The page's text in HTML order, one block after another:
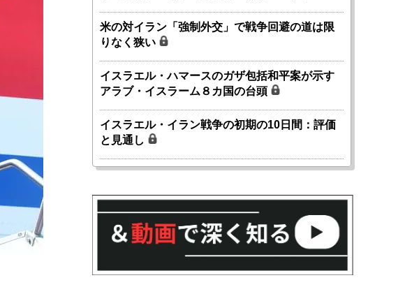
米の対イラン「強制外交」で戦争回避の道は限
りなく狭い
イスラエル・ハマースのガザ包括和平案が示す
アラブ・イスラーム８カ国の台頭
イスラエル・イラン戦争の初期の10日間：評価
と見通し